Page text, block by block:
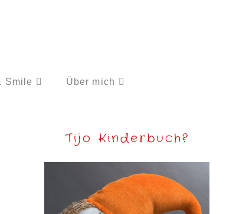
Smile Über mich
Tijo Kinderbuch?